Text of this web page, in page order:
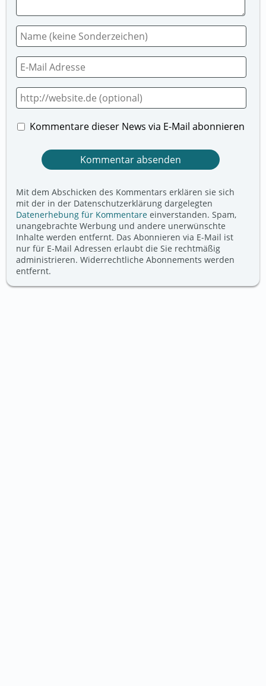
Kommentare dieser News via E-Mail abonnieren
Mit dem Abschicken des Kommentars erklären sie sich
mit der in der Datenschutzerklärung dargelegten
Datenerhebung für Kommentare einverstanden. Spam,
unangebrachte Werbung und andere unerwünschte
Inhalte werden entfernt. Das Abonnieren via E-Mail ist
nur für E-Mail Adressen erlaubt die Sie rechtmäßig
administrieren. Widerrechtliche Abonnements werden
entfernt.